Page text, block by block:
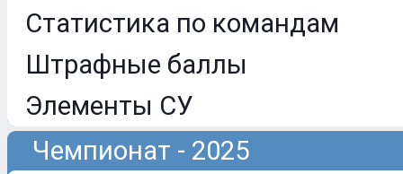
Статистика по командам
Штрафные баллы
Элементы СУ
Чемпионат - 2025